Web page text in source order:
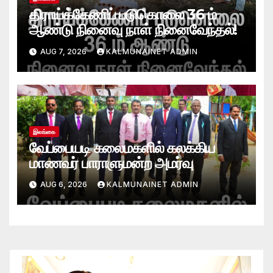
திராய்க்கேணிப் படுகொலை 36 ம்
ஆண்டு நினைவு நாள் நினைவேந்தல்!
AUG 7, 2026 KALMUNAINET ADMIN
இலங்கை
வேப்பையடி கலைமகளில் கலக்கிய
மாணவர் பாராளுமன்ற அமர்வு
AUG 6, 2026 KALMUNAINET ADMIN